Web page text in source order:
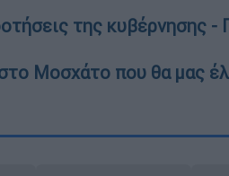
της κυβέρνησης -
Μοσχάτο που θα μας